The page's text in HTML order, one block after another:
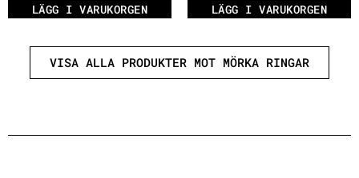
LÄGG I VARUKORGEN LÄGG I VARUKORGEN
VISA ALLA PRODUKTER MOT MÖRKA RINGAR